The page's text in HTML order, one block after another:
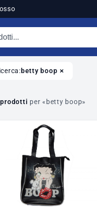
betty boop ×
per «betty boop»